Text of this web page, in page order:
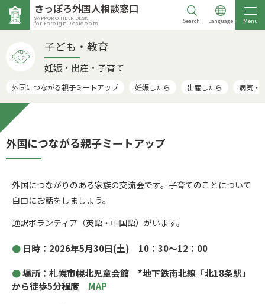
さっぽろ外国人相談窓口
SAPPORO HELP DESK
for Foreign Residents Search Language Menu
子ども・教育
妊娠・出産・子育て
外国につながる親子ミートアップ 妊娠したら 出産したら 病気・
外国につながる親子ミートアップ
外国につながりのある家族の交流会です。子育てのことについて
自由にお話をしましょう。
通訳ボランティア（英語・中国語）がいます。
日時：2026年5月30日(土) 10：30～12：00
場所：札幌市幌北児童会館 *地下鉄南北線「北18条駅」
から徒歩5分程度 MAP